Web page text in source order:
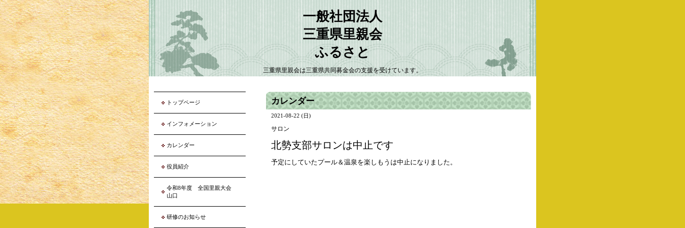
一般社団法人
三重県里親会
ふるさと
三重県里親会は三重県共同募金会の支援を受けています。
カレンダー
2021-08-22 (日)
サロン
北勢支部サロンは中止です
予定にしていたプール＆温泉を楽しもうは中止になりました。
トップページ
インフォメーション
カレンダー
役員紹介
令和8年度 全国里親大会
山口
研修のお知らせ